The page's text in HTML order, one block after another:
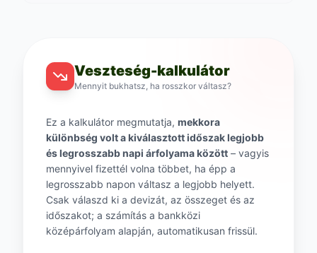
Veszteség-kalkulátor
Mennyit bukhatsz, ha rosszkor váltasz?
Ez a kalkulátor megmutatja, mekkora
különbség volt a kiválasztott időszak legjobb
és legrosszabb napi árfolyama között – vagyis
mennyivel fizettél volna többet, ha épp a
legrosszabb napon váltasz a legjobb helyett.
Csak válaszd ki a devizát, az összeget és az
időszakot; a számítás a bankközi
középárfolyam alapján, automatikusan frissül.